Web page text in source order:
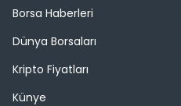
Borsa Haberleri
Dünya Borsaları
Kripto Fiyatları
Künye